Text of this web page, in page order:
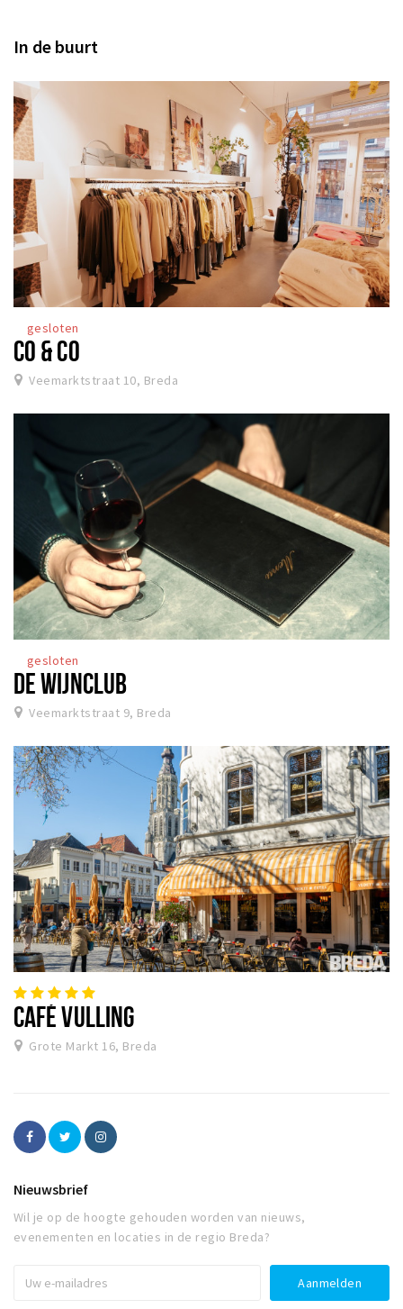
In de buurt
gesloten
CO & CO
Veemarktstraat 10, Breda
gesloten
DE WIJNCLUB
Veemarktstraat 9, Breda
CAFÉ VULLING
Grote Markt 16, Breda
Nieuwsbrief
Wil je op de hoogte gehouden worden van nieuws,
evenementen en locaties in de regio Breda?